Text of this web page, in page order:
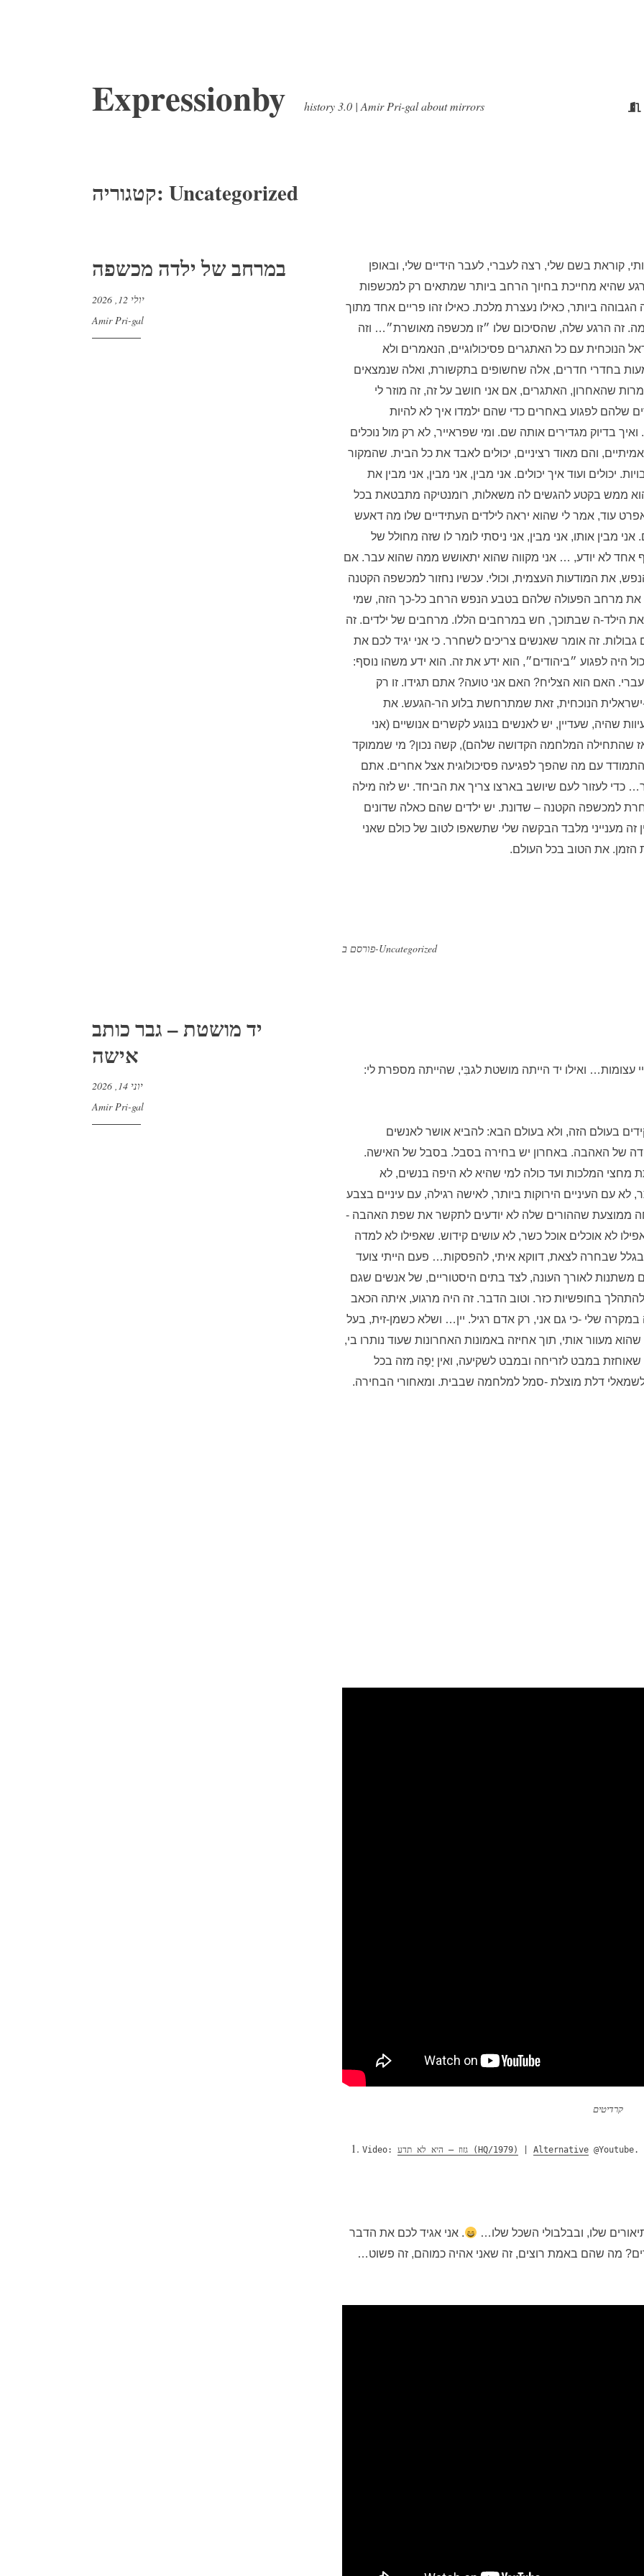
לתוכן
Expressionby history 3.0 | Amir Pri-gal about mirrors
קטגוריה: Uncategorized
במרחב של ילדה מכשפה
יולי 12, 2026
Amir Pri-gal
קוראת בשם שלי, רצה לעברי, לעבר הידיים שלי, ובאופן
שהיא מחייכת בחיוך הרחב ביותר שמתאים רק למכשפות
ביותר, כאילו נעצרת מלכת. כאילו זהו פריים אחד מתוך
זה הרגע שלה, שהסיכום שלו ״זו מכשפה מאושרת״… וזה
הנוכחית עם כל האתגרים פסיכולוגיים, הנאמרים ולא
בחדרי חדרים, אלה שחשופים בתקשורת, ואלה שנמצאים
שהאחרון, האתגרים, אם אני חושב על זה, זה מוזר לי
שלהם לפגוע באחרים כדי שהם ילמדו איך לא להיות
בדיוק מגדירים אותה שם. ומי שפראייר, לא רק מול נוכלים
והם מאוד רציניים, יכולים לאבד את כל הבית. שהמקור
יכולים ועוד איך יכולים. אני מבין, אני מבין, אני מבין את
ממש בקטע להגשים לה משאלות, רומנטיקה מתבטאת בכל
אפרט עוד, אמר לי שהוא יראה לילדים העתידיים שלו מה דאעש
מבין אותו, אני מבין, אני ניסתי לומר לו שזה מחולל של
אחד לא יודע, … אני מקווה שהוא יתאושש ממה שהוא עבר. אם
את המודעות העצמית, וכולי. עכשיו נחזור למכשפה הקטנה
את מרחב הפעולה שלהם בטבע הנפש הרחב כל-כך הזה, שמי
את הילד-ה שבתוכך, חש במרחבים הללו. מרחבים של ילדים. זה
זה אומר שאנשים צריכים לשחרר. כי אני יגיד לכם את
היה לפגוע ״ביהודים״, הוא ידע את זה. הוא ידע משהו נוסף:
האם הוא הצליח? האם אני טועה? אתם תגידו. זו רק
הנוכחית, זאת שמתרחשת בלוע הר-הגעש. את
שהיה, שעדיין, יש לאנשים בנוגע לקשרים אנושיים (אני
שהתחילה המלחמה הקדושה שלהם), קשה נכון? מי שממוקד
עם מה שהפך לפגיעה פסיכולוגית אצל אחרים. אתם
כדי לעזור לעם שיושב בארצו צריך את הביחד. יש לזה מילה
למכשפה הקטנה – שדונת. יש ילדים שהם כאלה שדונים
זה מענייני מלבד הבקשה שלי שתשאפו לטוב של כולם שאני
את הטוב בכל העולם.
פורסם ב-Uncategorized
יד מושטת – גבר כותב
אישה
יוני 14, 2026
Amir Pri-gal
עצומות… ואילו יד הייתה מושטת לגבִּי, שהייתה מספרת לי:
הייתי אומר לה. שיש לי עוד 3 תפקידים בעולם הזה, ולא בעולם הבא: להביא אושר לאנשים
ידה של האהבה. באחרון יש בחירה בסבל. בסבל של האישה.
מחצי המלכות ועד כולה למי שהיא לא היפה בנשים, לא
עם העיניים הירוקות ביותר, לאישה רגילה, עם עיניים בצבע
ממוצעת שההורים שלה לא יודעים לתקשר את שפת האהבה -
לא אוכלים אוכל כשר, לא עושים קידוש. שאפילו לא למדה
שבחרה לצאת, דווקא איתי, להפסקות… פעם הייתי צועד
משתנות לאורך העונה, לצד בתים היסטוריים, של אנשים שגם
בחופשיות כזר. וטוב הדבר. זה היה מרגוע, איתה הכאב
שלי -כי גם אני, רק אדם רגיל. יין… ושלא כשמן-זית, בעל
שהוא מעוור אותי, תוך אחיזה באמונות האחרונות שעוד נותרו בי,
במבט לזריחה ובמבט לשקיעה, ואין יָפֶה מזה בכל
ולשמאלי דלת מוצלת -סמל למלחמה שבבית. ומאחורי הבחירה.
קרדיטים
Video: גזוז – היא לא תדע (HQ/1979) |Alternative @Youtube.
שלו, ובבלבולי השכל שלו…
. אני אגיד לכם את הדבר
מה שהם באמת רוצים, זה שאני אהיה כמוהם, זה פשוט…